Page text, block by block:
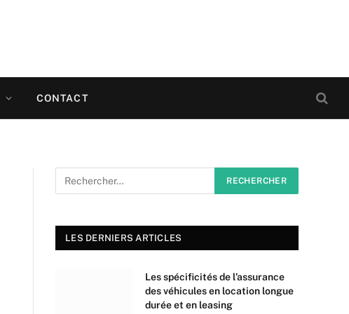
CONTACT
LES DERNIERS ARTICLES
Les spécificités de l’assurance
des véhicules en location longue
durée et en leasing